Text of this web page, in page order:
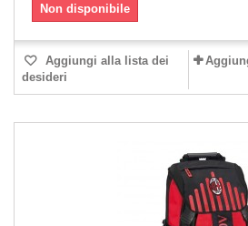
Non disponibile
Aggiungi alla lista dei
desideri